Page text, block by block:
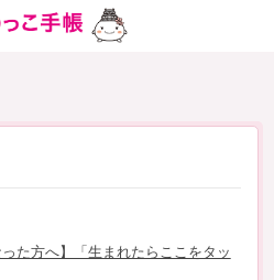
た方へ】「生まれたらここをタッ